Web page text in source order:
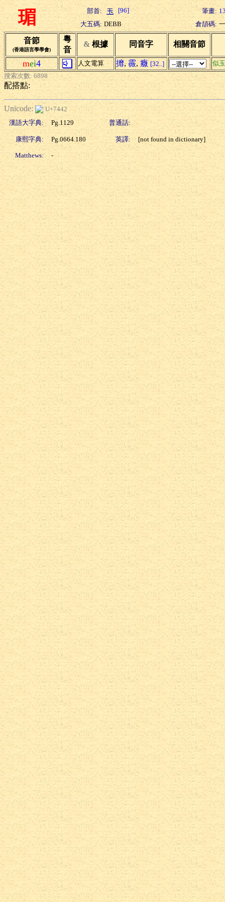
瑂 部首: [96] 筆畫:
大五碼: DEBB 倉頡碼:
音節
(香港語言學學會)
粵
音
& 根據 同音字 相關音節
mei4 人文電算 攠, 霺, 癓 [32..]
似
搜索次數: 6898
配搭點:
Unicode:
U+7442
漢語大字典:
Pg.1129 普通話:
康熙字典: Pg.0664.180 英譯: [not found in dictionary]
Matthews: -